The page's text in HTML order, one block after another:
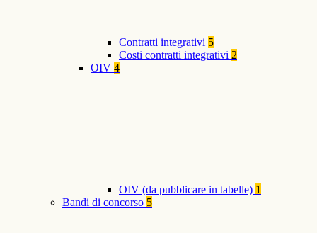
Contratti integrativi 5
Costi contratti integrativi 2
OIV 4
OIV (da pubblicare in tabelle) 1
Bandi di concorso 5